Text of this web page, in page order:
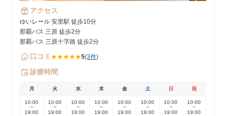
アクセス
ゆいレール 安里駅 徒歩10分
那覇バス 三原 徒歩2分
那覇バス 三原十字路 徒歩2分
口コミ ★★★★★5(3件)
診療時間
月 火 水 木 金 土 日 祝
10:00
~
19:00
10:00
~
19:00
10:00
~
19:00
10:00
~
19:00
10:00
~
19:00
10:00
~
19:00
10:00
~
19:00
10:00
~
19:00